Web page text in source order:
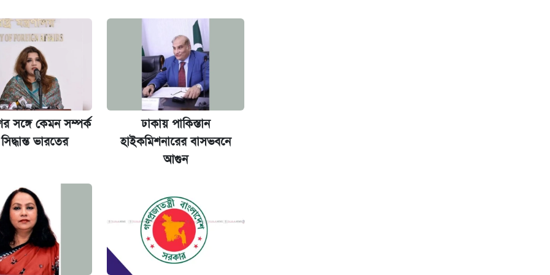
খান
বন্ধ
যা
সঙ্গে কেমন সম্পর্ক
ভারতের
ঢাকায় পাকিস্তান
হাইকমিশনারের বাসভবনে
আগুন